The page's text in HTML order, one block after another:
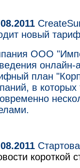
новый
ООО
онлайн-
план
в которых
короткой